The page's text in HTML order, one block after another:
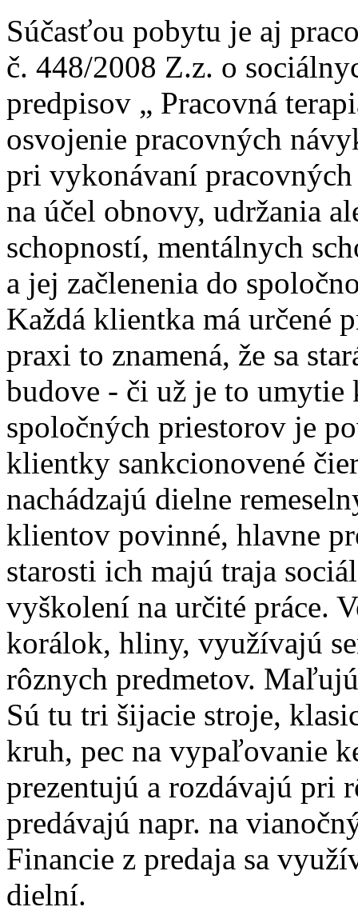
Súčasťou pobytu je aj
č. 448/2008 Z.z. o
predpisov „ Pracovná
osvojenie pracovných
pri vykonávaní
na účel obnovy, udržania
schopností, mentálnych
a jej začlenenia do
Každá klientka má určené
praxi to znamená, že sa
budove - či už je to umytie
spoločných priestorov je
klientky sankcionovené
nachádzajú dielne
klientov povinné, hlavne
starosti ich majú traja
vyškolení na určité práce.
korálok, hliny, využívajú
rôznych predmetov.
Sú tu tri šijacie stroje,
kruh, pec na vypaľovanie
prezentujú a rozdávajú pri
predávajú napr. na
Financie z predaja sa
dielní.